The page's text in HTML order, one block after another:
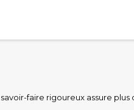
faire rigoureux assure